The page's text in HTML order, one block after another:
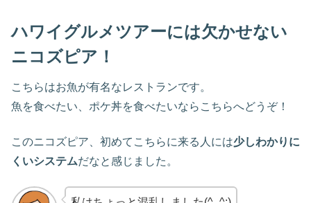
ハワイグルメツアーには欠かせない
ニコズピア！
こちらはお魚が有名なレストランです。
魚を食べたい、ポケ丼を食べたいならこちらへどうぞ！
このニコズピア、初めてこちらに来る人には少しわかりに
くいシステムだなと感じました。